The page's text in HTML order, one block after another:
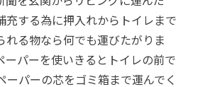
充する為に押入れからトイレまで
れる物なら何でも運びたがりま
ーパーを使いきるとトイレの前で
ーパーの芯をゴミ箱まで運んでく